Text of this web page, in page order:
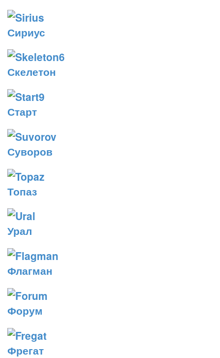
Сириус
Скелетон
Старт
Суворов
Топаз
Урал
Флагман
Форум
Фрегат